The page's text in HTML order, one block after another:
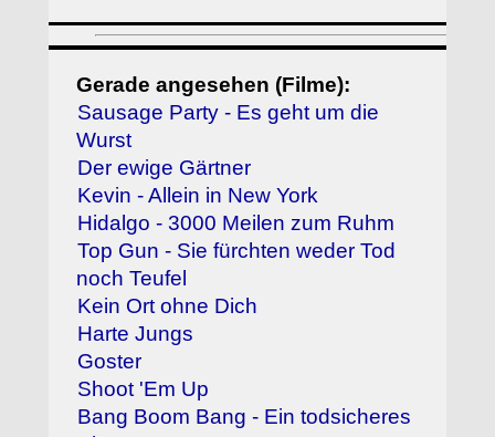
Gerade angesehen (Filme):
Sausage Party - Es geht um die
Wurst
Der ewige Gärtner
Kevin - Allein in New York
Hidalgo - 3000 Meilen zum Ruhm
Top Gun - Sie fürchten weder Tod
noch Teufel
Kein Ort ohne Dich
Harte Jungs
Goster
Shoot 'Em Up
Bang Boom Bang - Ein todsicheres